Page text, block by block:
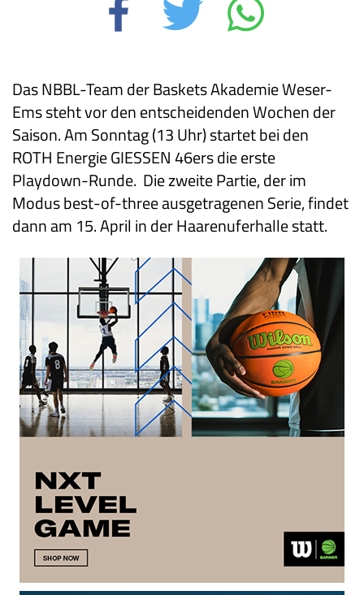
Das NBBL-Team der Baskets Akademie Weser-
Ems steht vor den entscheidenden Wochen der
Saison. Am Sonntag (13 Uhr) startet bei den
ROTH Energie GIESSEN 46ers die erste
Playdown-Runde. Die zweite Partie, der im
Modus best-of-three ausgetragenen Serie, findet
dann am 15. April in der Haarenuferhalle statt.